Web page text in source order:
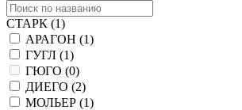
СТАРК (1)
АРАГОН (1)
ГУГЛ (1)
ГЮГО (0)
ДИЕГО (2)
МОЛЬЕР (1)